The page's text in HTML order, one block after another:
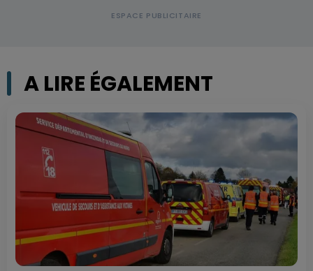
A LIRE ÉGALEMENT